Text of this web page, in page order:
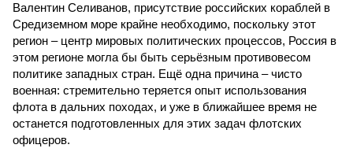
Валентин Селиванов, присутствие российских кораблей в
Средиземном море крайне необходимо, поскольку этот
регион – центр мировых политических процессов, Россия в
этом регионе могла бы быть серьёзным противовесом
политике западных стран. Ещё одна причина – чисто
военная: стремительно теряется опыт использования
флота в дальних походах, и уже в ближайшее время не
останется подготовленных для этих задач флотских
офицеров.